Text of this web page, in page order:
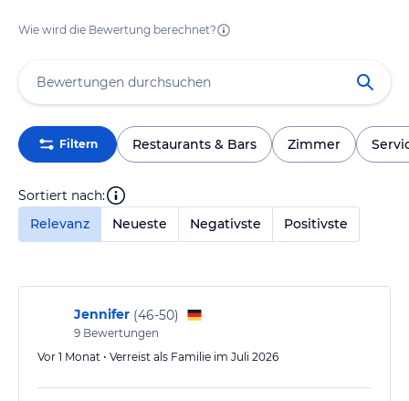
Wie wird die Bewertung berechnet?
Filtern Restaurants & Bars Zimmer
Sortiert nach:
Relevanz
Neueste Negativste Positivste
Jennifer (46-50)
9 Bewertungen
Vor 1 Monat • Verreist als Familie im Juli 2026